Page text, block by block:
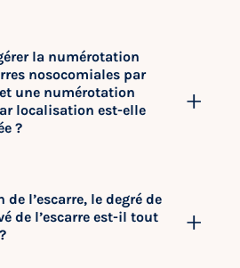
la numérotation
nosocomiales par
une numérotation
localisation est-elle
?
de l’escarre, le degré de
de l’escarre est-il tout